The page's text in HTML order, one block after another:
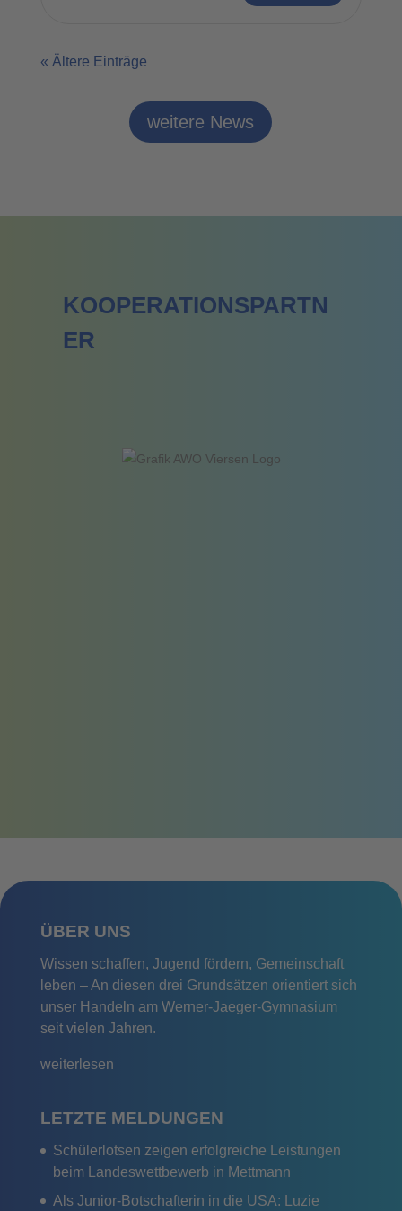
« Ältere Einträge
weitere News
KOOPERATIONSPARTN
ER
ÜBER UNS
Wissen schaffen, Jugend fördern, Gemeinschaft
leben – An diesen drei Grundsätzen orientiert sich
unser Handeln am Werner-Jaeger-Gymnasium
seit vielen Jahren.
weiterlesen
LETZTE MELDUNGEN
Schülerlotsen zeigen erfolgreiche Leistungen
beim Landeswettbewerb in Mettmann
Als Junior-Botschafterin in die USA: Luzie